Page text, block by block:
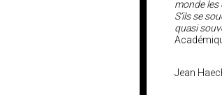
monde les
S’ils se
quasi
Jean